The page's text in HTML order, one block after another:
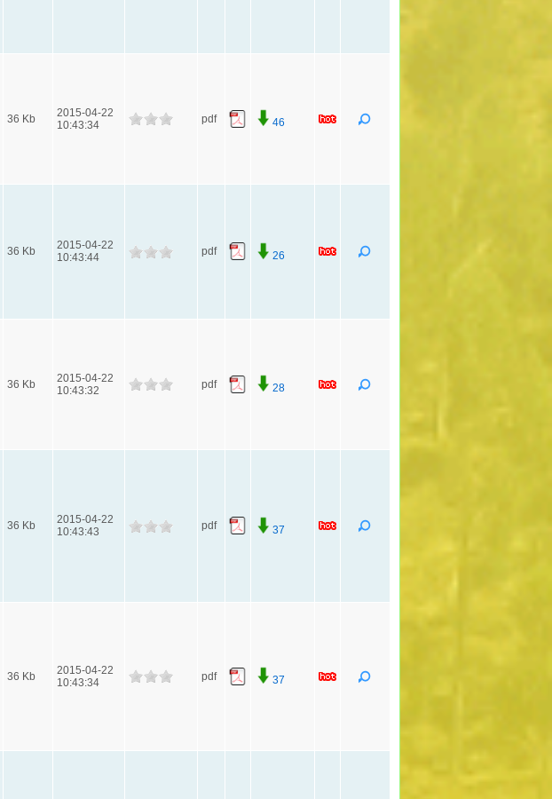
36 Kb
2015-04-22
10:43:34
pdf 46
36 Kb
2015-04-22
10:43:44
pdf 26
36 Kb
2015-04-22
10:43:32
pdf 28
36 Kb
2015-04-22
10:43:43
pdf 37
36 Kb
2015-04-22
10:43:34
pdf 37